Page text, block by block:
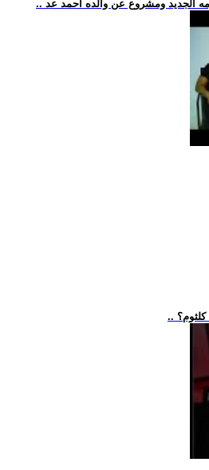
الجديد ومشروع عن والده أحمد عد
كلثوم؟